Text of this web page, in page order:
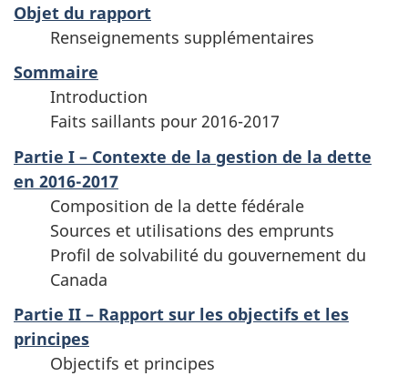
Objet du rapport
Renseignements supplémentaires
Sommaire
Introduction
Faits saillants pour 2016-2017
Partie I – Contexte de la gestion de la dette
en 2016-2017
Composition de la dette fédérale
Sources et utilisations des emprunts
Profil de solvabilité du gouvernement du
Canada
Partie II – Rapport sur les objectifs et les
principes
Objectifs et principes